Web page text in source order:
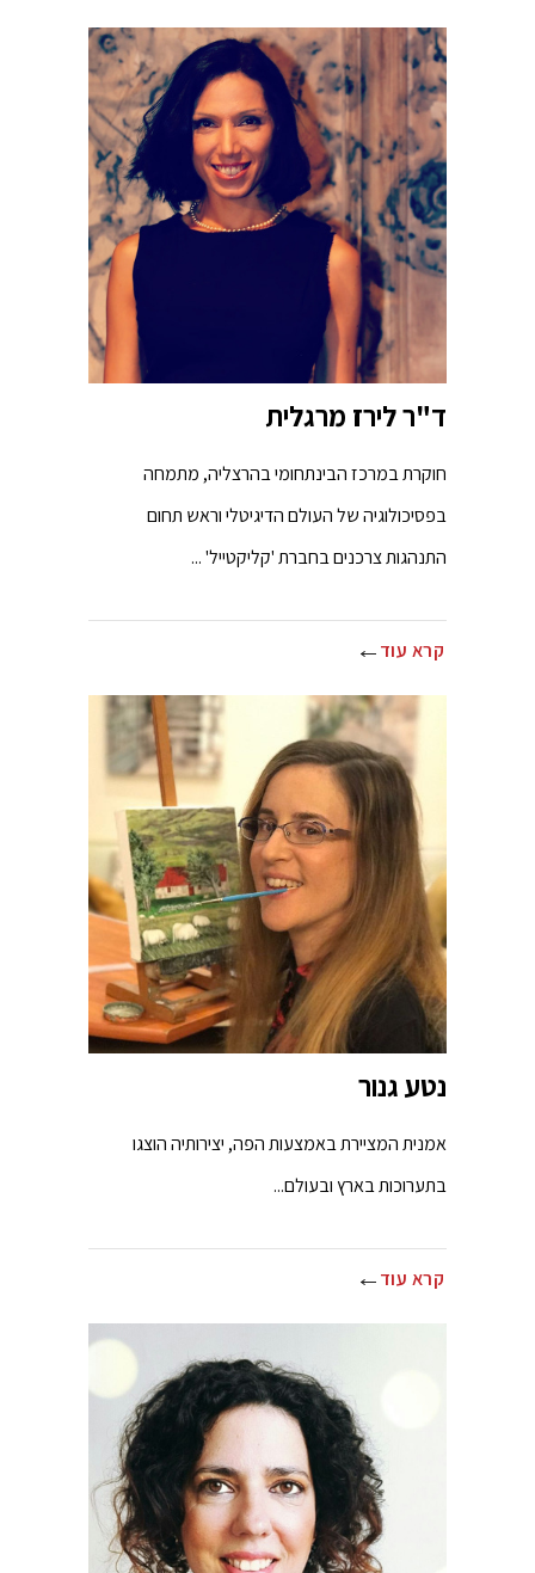
ד"ר לירז מרגלית
חוקרת במרכז הבינתחומי בהרצליה, מתמחה
בפסיכולוגיה של העולם הדיגיטלי וראש תחום
התנהגות צרכנים בחברת 'קליקטייל' ...
קרא עוד
נטע גנור
אמנית המציירת באמצעות הפה, יצירותיה הוצגו
בתערוכות בארץ ובעולם...
קרא עוד